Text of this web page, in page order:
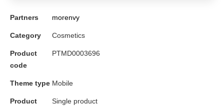
Partners morenvy
Category Cosmetics
Product
code
PTMD0003696
Theme type Mobile
Product
Single product